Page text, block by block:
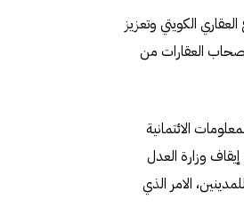
الكويتي وتعزيز
أصحاب العقارات من
الائتمانية
وزارة العدل
الامر الذي